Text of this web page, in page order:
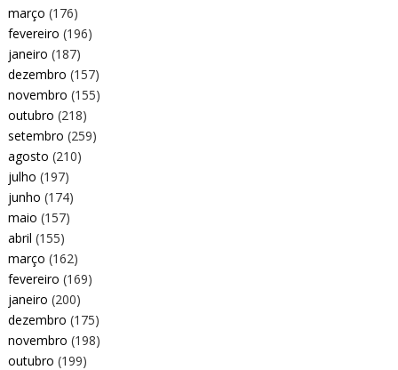
março (176)
fevereiro (196)
janeiro (187)
dezembro (157)
novembro (155)
outubro (218)
setembro (259)
agosto (210)
julho (197)
junho (174)
maio (157)
abril (155)
março (162)
fevereiro (169)
janeiro (200)
dezembro (175)
novembro (198)
outubro (199)